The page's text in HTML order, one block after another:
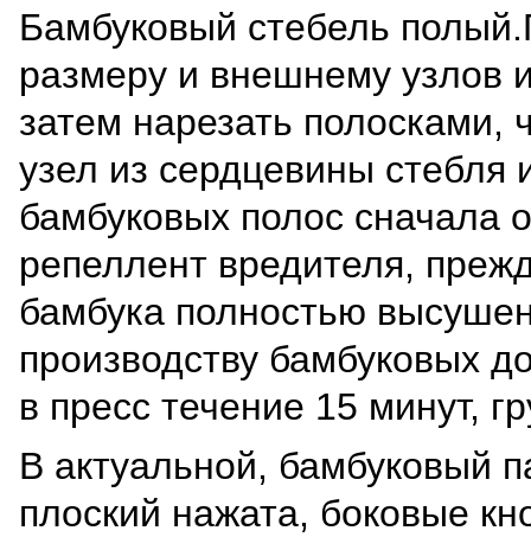
Бамбуковый стебель
размеру и внешнему узлов
затем нарезать полосками,
узел из сердцевины стебля
бамбуковых полос сначала
репеллент вредителя,
бамбука полностью
производству бамбуковых
в пресс течение 15 минут,
В актуальной, бамбуковый
плоский нажата, боковые